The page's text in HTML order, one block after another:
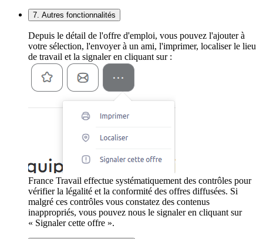
7. Autres fonctionnalités
Depuis le détail de l'offre d'emploi, vous pouvez l'ajouter à
votre sélection, l'envoyer à un ami, l'imprimer, localiser le lieu
de travail et la signaler en cliquant sur :
France Travail effectue systématiquement des contrôles pour
vérifier la légalité et la conformité des offres diffusées. Si
malgré ces contrôles vous constatez des contenus
inappropriés, vous pouvez nous le signaler en cliquant sur
« Signaler cette offre ».